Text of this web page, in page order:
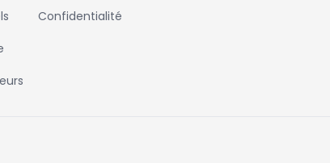
Confidentialité